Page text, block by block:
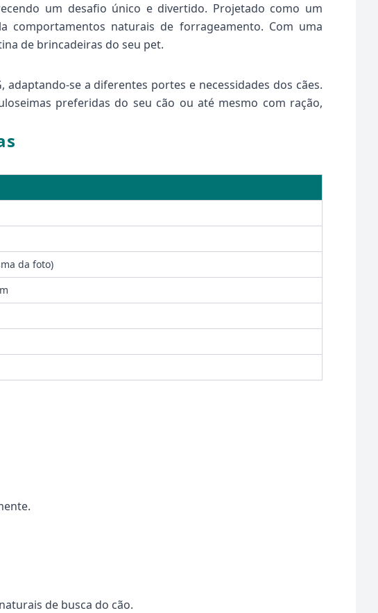
um desafio único e divertido. Projetado como um
comportamentos naturais de forrageamento. Com uma
de brincadeiras do seu pet.
se a diferentes portes e necessidades dos cães.
preferidas do seu cão ou até mesmo com ração,
da foto)
de busca do cão.